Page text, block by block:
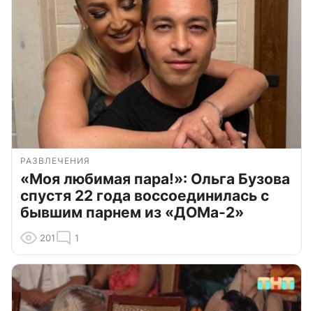
РАЗВЛЕЧЕНИЯ
«Моя любимая пара!»: Ольга Бузова
спустя 22 года воссоединилась с
бывшим парнем из «ДОМа-2»
201 1